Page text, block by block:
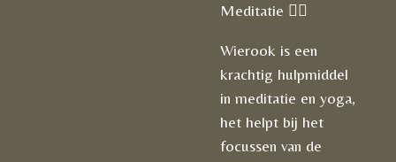
Meditatie 🧘‍♂️
Wierook is een
krachtig hulpmiddel
in meditatie en yoga,
het helpt bij het
focussen van de